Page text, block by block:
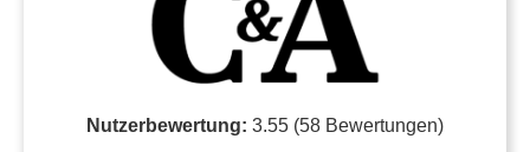
Nutzerbewertung: 3.55 (58Bewertungen)